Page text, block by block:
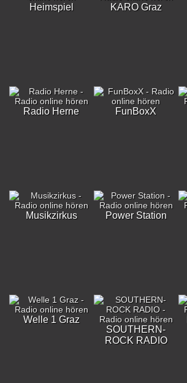
Heimspiel KARO Graz
Radio Herne FunBoxX
Musikzirkus Power Station
Welle 1 Graz
SOUTHERN-
ROCK RADIO